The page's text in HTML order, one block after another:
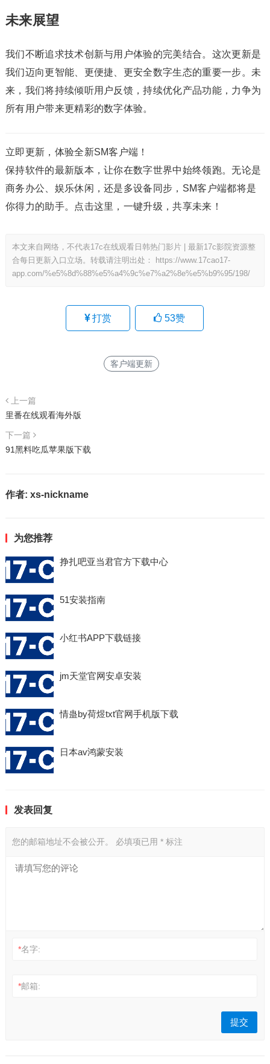
未来展望
我们不断追求技术创新与用户体验的完美结合。这次更新是
我们迈向更智能、更便捷、更安全数字生态的重要一步。未
来，我们将持续倾听用户反馈，持续优化产品功能，力争为
所有用户带来更精彩的数字体验。
立即更新，体验全新SM客户端！
保持软件的最新版本，让你在数字世界中始终领跑。无论是
商务办公、娱乐休闲，还是多设备同步，SM客户端都将是
你得力的助手。点击这里，一键升级，共享未来！
本文来自网络，不代表17c在线观看日韩热门影片 | 最新17c影院资源整
合每日更新入口立场。转载请注明出处： https://www.17cao17-
app.com/%e5%8d%88%e5%a4%9c%e7%a2%8e%e5%b9%95/198/
打赏 53赞
客户端更新
上一篇
里番在线观看海外版
下一篇
91黑料吃瓜苹果版下载
作者: xs-nickname
为您推荐
挣扎吧亚当君官方下载中心
51安装指南
小红书APP下载链接
jm天堂官网安卓安装
情蛊by荷煜txt官网手机版下载
日本av鸿蒙安装
发表回复
您的邮箱地址不会被公开。 必填项已用 *标注
*名字:
*邮箱: